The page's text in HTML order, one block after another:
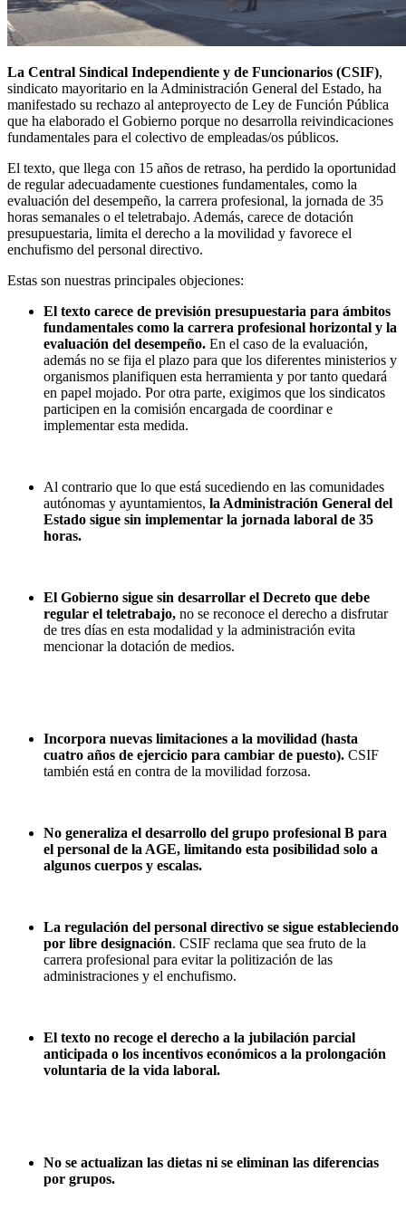
La Central Sindical Independiente y de Funcionarios (CSIF),
sindicato mayoritario en la Administración General del Estado, ha
manifestado su rechazo al anteproyecto de Ley de Función Pública
que ha elaborado el Gobierno porque no desarrolla reivindicaciones
fundamentales para el colectivo de empleadas/os públicos.
El texto, que llega con 15 años de retraso, ha perdido la oportunidad
de regular adecuadamente cuestiones fundamentales, como la
evaluación del desempeño, la carrera profesional, la jornada de 35
horas semanales o el teletrabajo. Además, carece de dotación
presupuestaria, limita el derecho a la movilidad y favorece el
enchufismo del personal directivo.
Estas son nuestras principales objeciones:
El texto carece de previsión presupuestaria para ámbitos
fundamentales como la carrera profesional horizontal y la
evaluación del desempeño. En el caso de la evaluación,
además no se fija el plazo para que los diferentes ministerios y
organismos planifiquen esta herramienta y por tanto quedará
en papel mojado. Por otra parte, exigimos que los sindicatos
participen en la comisión encargada de coordinar e
implementar esta medida.
Al contrario que lo que está sucediendo en las comunidades
autónomas y ayuntamientos, la Administración General del
Estado sigue sin implementar la jornada laboral de 35
horas.
El Gobierno sigue sin desarrollar el Decreto que debe
regular el teletrabajo, no se reconoce el derecho a disfrutar
de tres días en esta modalidad y la administración evita
mencionar la dotación de medios.
Incorpora nuevas limitaciones a la movilidad (hasta
cuatro años de ejercicio para cambiar de puesto). CSIF
también está en contra de la movilidad forzosa.
No generaliza el desarrollo del grupo profesional B para
el personal de la AGE, limitando esta posibilidad solo a
algunos cuerpos y escalas.
La regulación del personal directivo se sigue estableciendo
por libre designación. CSIF reclama que sea fruto de la
carrera profesional para evitar la politización de las
administraciones y el enchufismo.
El texto no recoge el derecho a la jubilación parcial
anticipada o los incentivos económicos a la prolongación
voluntaria de la vida laboral.
No se actualizan las dietas ni se eliminan las diferencias
por grupos.